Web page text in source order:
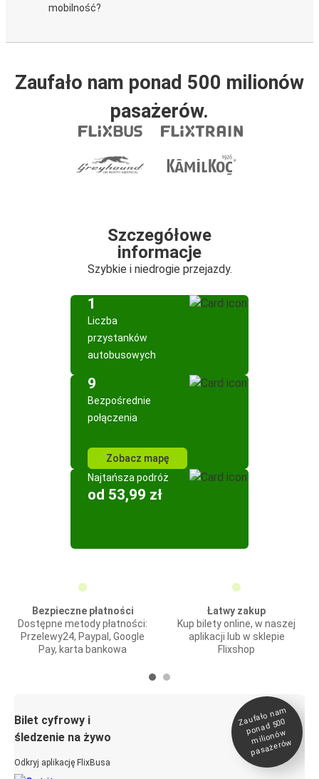
mobilność?
Zaufało nam ponad 500 milionów
pasażerów.
Szczegółowe
informacje
Szybkie i niedrogie przejazdy.
1
Liczba
przystanków
autobusowych
9
Bezpośrednie
połączenia
Zobacz mapę
Najtańsza podróż
od 53,99 zł
Bezpieczne płatności
Dostępne metody płatności:
Przelewy24, Paypal, Google
Pay, karta bankowa
Łatwy zakup
Kup bilety online, w naszej
aplikacji lub w sklepie
Flixshop
Bilet cyfrowy i
śledzenie na żywo
Odkryj aplikację FlixBusa
Zaufało na
m
ponad 500
milionó
w
pasażeró
w